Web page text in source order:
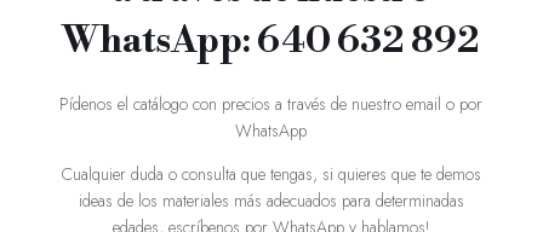
WhatsApp: 640 632 892
Pídenos el catálogo con precios a través de nuestro email o por
WhatsApp
Cualquier duda o consulta que tengas, si quieres que te demos
ideas de los materiales más adecuados para determinadas
edades, escríbenos por WhatsApp y hablamos!